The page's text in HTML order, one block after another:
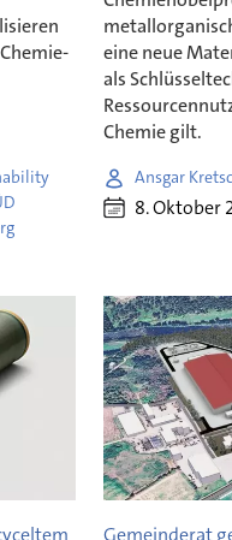
eine neue
als
Chemie gilt.
Ansgar
8. Oktober
Gemeinderat